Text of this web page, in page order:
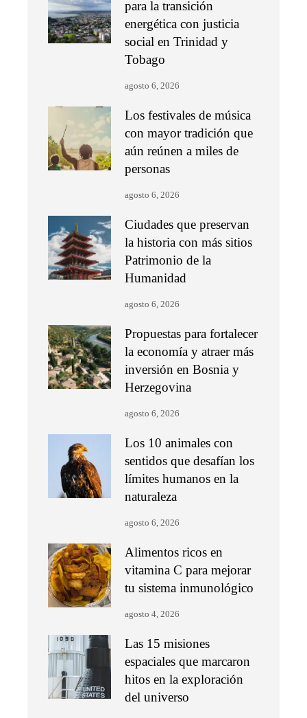
para la transición
energética con justicia
social en Trinidad y
Tobago
agosto 6, 2026
Los festivales de música
con mayor tradición que
aún reúnen a miles de
personas
agosto 6, 2026
Ciudades que preservan
la historia con más sitios
Patrimonio de la
Humanidad
agosto 6, 2026
Propuestas para fortalecer
la economía y atraer más
inversión en Bosnia y
Herzegovina
agosto 6, 2026
Los 10 animales con
sentidos que desafían los
límites humanos en la
naturaleza
agosto 6, 2026
Alimentos ricos en
vitamina C para mejorar
tu sistema inmunológico
agosto 4, 2026
Las 15 misiones
espaciales que marcaron
hitos en la exploración
del universo